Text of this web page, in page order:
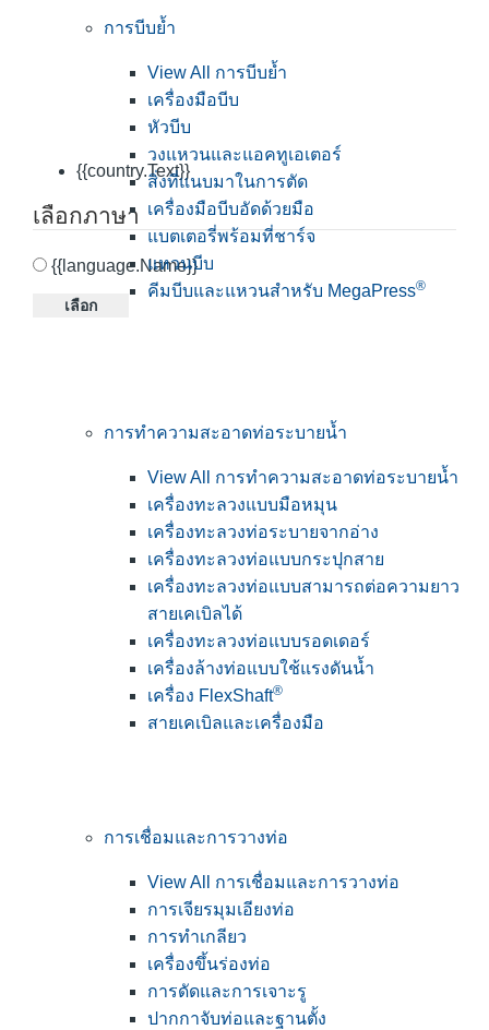
{{country.Text}}
เลือกภาษา
{{language.Name}}
เลือก
การบีบย้ำ
View All การบีบย้ำ
เครื่องมือบีบ
หัวบีบ
วงแหวนและแอคทูเอเตอร์
สิ่งที่แนบมาในการตัด
เครื่องมือบีบอัดด้วยมือ
แบตเตอรี่พร้อมที่ชาร์จ
แหวนบีบ
คีมบีบและแหวนสำหรับ MegaPress®
การทำความสะอาดท่อระบายน้ำ
View All การทำความสะอาดท่อระบายน้ำ
เครื่องทะลวงแบบมือหมุน
เครื่องทะลวงท่อระบายจากอ่าง
เครื่องทะลวงท่อแบบกระปุกสาย
เครื่องทะลวงท่อแบบสามารถต่อความยาว
สายเคเบิลได้
เครื่องทะลวงท่อแบบรอดเดอร์
เครื่องล้างท่อแบบใช้แรงดันน้ำ
เครื่อง FlexShaft®
สายเคเบิลและเครื่องมือ
การเชื่อมและการวางท่อ
View All การเชื่อมและการวางท่อ
การเจียรมุมเอียงท่อ
การทำเกลียว
เครื่องขึ้นร่องท่อ
การดัดและการเจาะรู
ปากกาจับท่อและฐานตั้ง